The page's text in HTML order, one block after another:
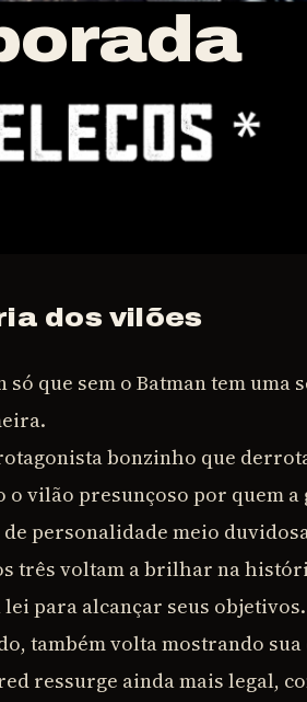
dos vilões
que sem o Batman tem uma
bonzinho que
vilão presunçoso por quem a
personalidade meio
três voltam a brilhar na
para alcançar seus objetivos.
também volta mostrando
ressurge ainda mais legal,